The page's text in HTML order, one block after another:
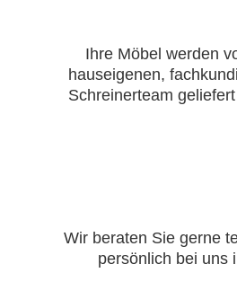
Ihre Möbel werden
hauseigenen,
Schreinerteam
Wir beraten Sie gerne
persönlich bei uns